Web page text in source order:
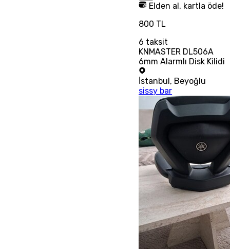
Elden al, kartla öde!
800 TL
6 taksit
KNMASTER DL506A
6mm Alarmlı Disk Kilidi
İstanbul, Beyoğlu
sissy bar